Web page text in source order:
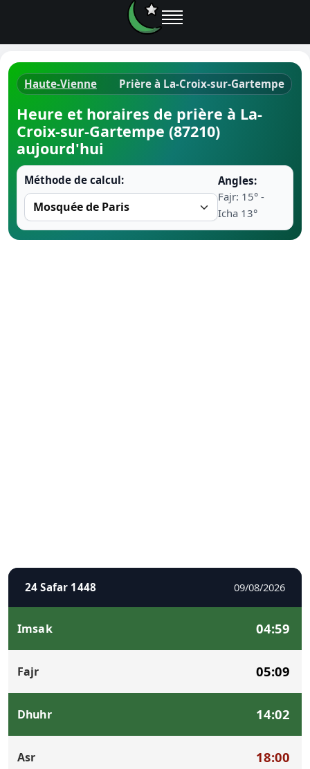
Ramadan
Coran
Haute-Vienne Prière à La-Croix-sur-Gartempe
Heure et horaires de prière à La-
Croix-sur-Gartempe (87210)
aujourd'hui
Méthode de calcul:
Angles:
Fajr: 15° -
Icha 13°
24 Safar 1448 09/08/2026
Imsak 04:59
Fajr 05:09
Dhuhr 14:02
Asr 18:00